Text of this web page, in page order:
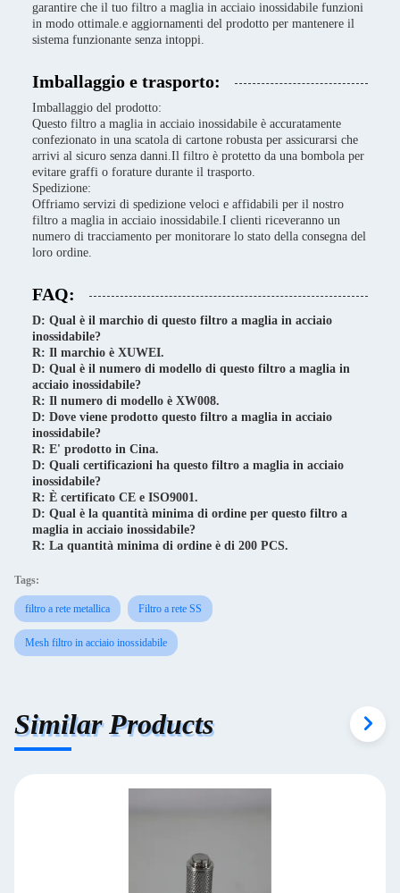
garantire che il tuo filtro a maglia in acciaio inossidabile funzioni
in modo ottimale.e aggiornamenti del prodotto per mantenere il
sistema funzionante senza intoppi.
Imballaggio e trasporto:
Imballaggio del prodotto:
Questo filtro a maglia in acciaio inossidabile è accuratamente
confezionato in una scatola di cartone robusta per assicurarsi che
arrivi al sicuro senza danni.Il filtro è protetto da una bombola per
evitare graffi o forature durante il trasporto.
Spedizione:
Offriamo servizi di spedizione veloci e affidabili per il nostro
filtro a maglia in acciaio inossidabile.I clienti riceveranno un
numero di tracciamento per monitorare lo stato della consegna del
loro ordine.
FAQ:
D: Qual è il marchio di questo filtro a maglia in acciaio
inossidabile?
R: Il marchio è XUWEI.
D: Qual è il numero di modello di questo filtro a maglia in
acciaio inossidabile?
R: Il numero di modello è XW008.
D: Dove viene prodotto questo filtro a maglia in acciaio
inossidabile?
R: E' prodotto in Cina.
D: Quali certificazioni ha questo filtro a maglia in acciaio
inossidabile?
R: È certificato CE e ISO9001.
D: Qual è la quantità minima di ordine per questo filtro a
maglia in acciaio inossidabile?
R: La quantità minima di ordine è di 200 PCS.
Tags:
filtro a rete metallica Filtro a rete SS
Mesh filtro in acciaio inossidabile
Similar Products